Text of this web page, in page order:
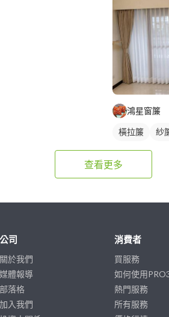
鴻星窗簾
橫拉簾 紗
查看更多
公司
關於我們
媒體報導
部落格
加入我們
消費者
買服務
如何使用
熱門服務
所有服務